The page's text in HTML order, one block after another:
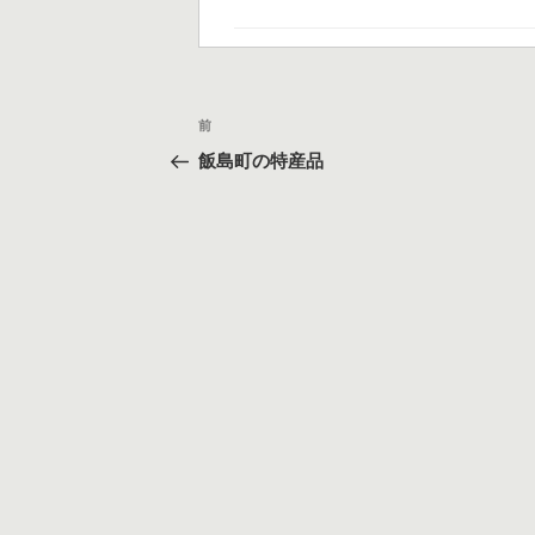
投
稿
過
去
前
飯島町の特産品